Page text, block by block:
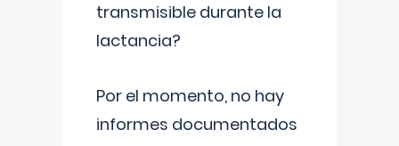
transmisible durante la
lactancia?
Por el momento, no hay
informes documentados